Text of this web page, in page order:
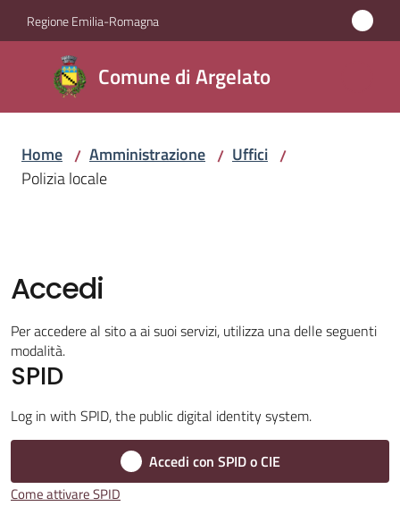
Vai al contenuto
Vai alla navigazione
Vai al footer
Regione Emilia-Romagna
Comune di Argelato
Comune
di
Argelato
Servizi
Vivere
Argelato
Amministrazione
Home / Amministrazione / Uffici /
Polizia locale
Accedi
Per accedere al sito a ai suoi servizi, utilizza una delle seguenti
modalità.
SPID
Log in with SPID, the public digital identity system.
Accedi con SPID o CIE
Come attivare SPID